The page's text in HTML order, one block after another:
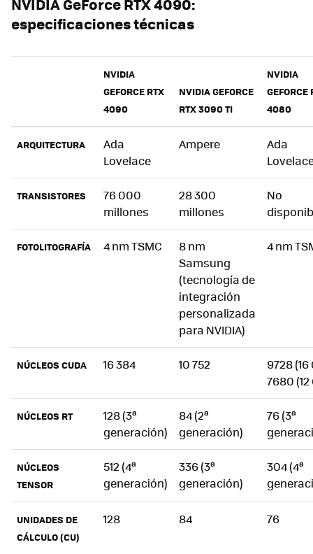
especificaciones técnicas
NVIDIA
GEFORCE RTX
4090
NVIDIA GEFORCE
RTX 3090 TI
NVIDIA
GEFORCE
4080
ARQUITECTURA
Ada
Lovelace
Ampere
Ada
TRANSISTORES
76 000
millones
28 300
millones
No
FOTOLITOGRAFÍA 4 nm TSMC
8 nm
Samsung
(tecnología de
integración
personalizada
para NVIDIA)
4 nm
NÚCLEOS CUDA 16 384 10 752
9728 (16
7680 (12
NÚCLEOS RT
128 (3ª
generación)
84 (2ª
generación)
76 (3ª
NÚCLEOS
TENSOR
512 (4ª
generación)
336 (3ª
generación)
304 (4ª
UNIDADES DE
CÁLCULO (CU)
128 84 76